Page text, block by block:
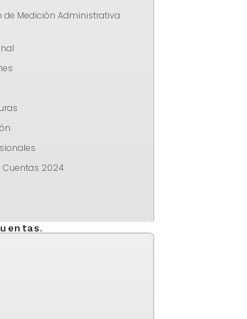
de Medición Administrativa
Cuentas 2024